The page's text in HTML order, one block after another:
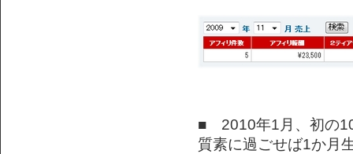
■ 2010年1月、初の
質素に過ごせば1か月